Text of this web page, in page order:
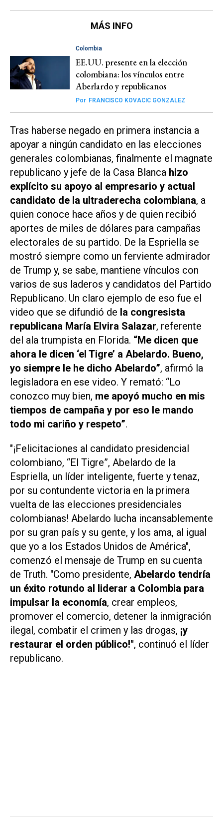
MÁS INFO
Colombia
EE.UU. presente en la elección
colombiana: los vínculos entre
Aberlardo y republicanos
Por FRANCISCO KOVACIC GONZALEZ
Tras haberse negado en primera instancia a
apoyar a ningún candidato en las elecciones
generales colombianas, finalmente el magnate
republicano y jefe de la Casa Blanca hizo
explícito su apoyo al empresario y actual
candidato de la ultraderecha colombiana, a
quien conoce hace años y de quien recibió
aportes de miles de dólares para campañas
electorales de su partido. De la Espriella se
mostró siempre como un ferviente admirador
de Trump y, se sabe, mantiene vínculos con
varios de sus laderos y candidatos del Partido
Republicano. Un claro ejemplo de eso fue el
video que se difundió de la congresista
republicana María Elvira Salazar, referente
del ala trumpista en Florida. “Me dicen que
ahora le dicen ‘el Tigre’ a Abelardo. Bueno,
yo siempre le he dicho Abelardo”, afirmó la
legisladora en ese video. Y remató: “Lo
conozco muy bien, me apoyó mucho en mis
tiempos de campaña y por eso le mando
todo mi cariño y respeto”.
"¡Felicitaciones al candidato presidencial
colombiano, “El Tigre”, Abelardo de la
Espriella, un líder inteligente, fuerte y tenaz,
por su contundente victoria en la primera
vuelta de las elecciones presidenciales
colombianas! Abelardo lucha incansablemente
por su gran país y su gente, y los ama, al igual
que yo a los Estados Unidos de América",
comenzó el mensaje de Trump en su cuenta
de Truth. "Como presidente, Abelardo tendría
un éxito rotundo al liderar a Colombia para
impulsar la economía, crear empleos,
promover el comercio, detener la inmigración
ilegal, combatir el crimen y las drogas, ¡y
restaurar el orden público!", continuó el líder
republicano.